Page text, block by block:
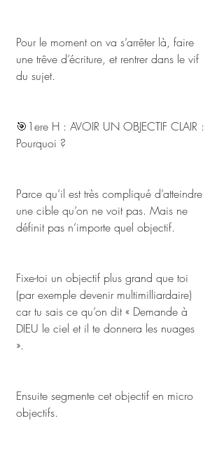
Pour le moment on va s’arrêter là, faire
une trêve d’écriture, et rentrer dans le vif
du sujet.
🎯1ere H : AVOIR UN OBJECTIF CLAIR :
Pourquoi ?
Parce qu’il est très compliqué d’atteindre
une cible qu’on ne voit pas. Mais ne
définit pas n’importe quel objectif.
Fixe-toi un objectif plus grand que toi
(par exemple devenir multimilliardaire)
car tu sais ce qu’on dit « Demande à
DIEU le ciel et il te donnera les nuages
».
Ensuite segmente cet objectif en micro
objectifs.